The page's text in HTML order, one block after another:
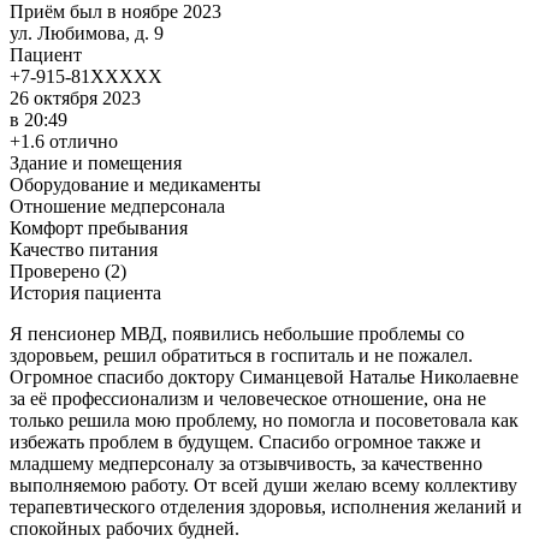
Приём был в ноябре 2023
ул. Любимова, д. 9
Пациент
+7-915-81XXXXX
26 октября 2023
в 20:49
+1.6 отлично
Здание и помещения
Оборудование и медикаменты
Отношение медперсонала
Комфорт пребывания
Качество питания
Проверено (2)
История пациента
Я пенсионер МВД, появились небольшие проблемы со
здоровьем, решил обратиться в госпиталь и не пожалел.
Огромное спасибо доктору Симанцевой Наталье Николаевне
за её профессионализм и человеческое отношение, она не
только решила мою проблему, но помогла и посоветовала как
избежать проблем в будущем. Спасибо огромное также и
младшему медперсоналу за отзывчивость, за качественно
выполняемою работу. От всей души желаю всему коллективу
терапевтического отделения здоровья, исполнения желаний и
спокойных рабочих будней.